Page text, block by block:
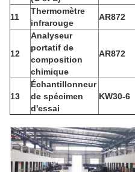
11
Thermomètre
infrarouge
AR872
12
Analyseur
portatif de
composition
chimique
AR872
13
Échantillonneur
de spécimen
d'essai
KW30-6